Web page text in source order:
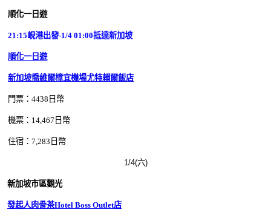
順化一日遊
21:15峴港出發-1/4 01:00抵達新加坡
順化一日遊
新加坡喬維爾樟宜機場尤特賴爾飯店
門票：4438日幣
機票：14,467日幣
住宿：7,283日幣
1/4(六)
新加坡市區觀光
發起人肉骨茶Hotel Boss Outlet店